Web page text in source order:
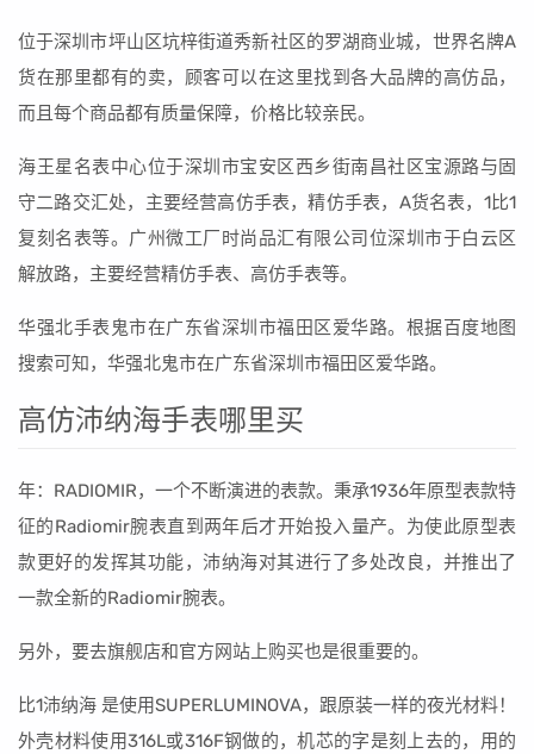
位于深圳市坪山区坑梓街道秀新社区的罗湖商业城，世界名牌A
货在那里都有的卖，顾客可以在这里找到各大品牌的高仿品，
而且每个商品都有质量保障，价格比较亲民。
海王星名表中心位于深圳市宝安区西乡街南昌社区宝源路与固
守二路交汇处，主要经营高仿手表，精仿手表，A货名表，1比1
复刻名表等。广州微工厂时尚品汇有限公司位深圳市于白云区
解放路，主要经营精仿手表、高仿手表等。
华强北手表鬼市在广东省深圳市福田区爱华路。根据百度地图
搜索可知，华强北鬼市在广东省深圳市福田区爱华路。
高仿沛纳海手表哪里买
年：RADIOMIR，一个不断演进的表款。秉承1936年原型表款特
征的Radiomir腕表直到两年后才开始投入量产。为使此原型表
款更好的发挥其功能，沛纳海对其进行了多处改良，并推出了
一款全新的Radiomir腕表。
另外，要去旗舰店和官方网站上购买也是很重要的。
比1沛纳海 是使用SUPERLUMINOVA，跟原装一样的夜光材料！
外壳材料使用316L或316F钢做的，机芯的字是刻上去的，用的